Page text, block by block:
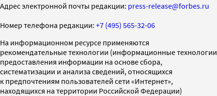
Адрес электронной почты редакции: press-release@forbes.ru
Номер телефона редакции: +7 (495) 565-32-06
На информационном ресурсе применяются
рекомендательные технологии (информационные технологии
предоставления информации на основе сбора,
систематизации и анализа сведений, относящихся
к предпочтениям пользователей сети «Интернет»,
находящихся на территории Российской Федерации)